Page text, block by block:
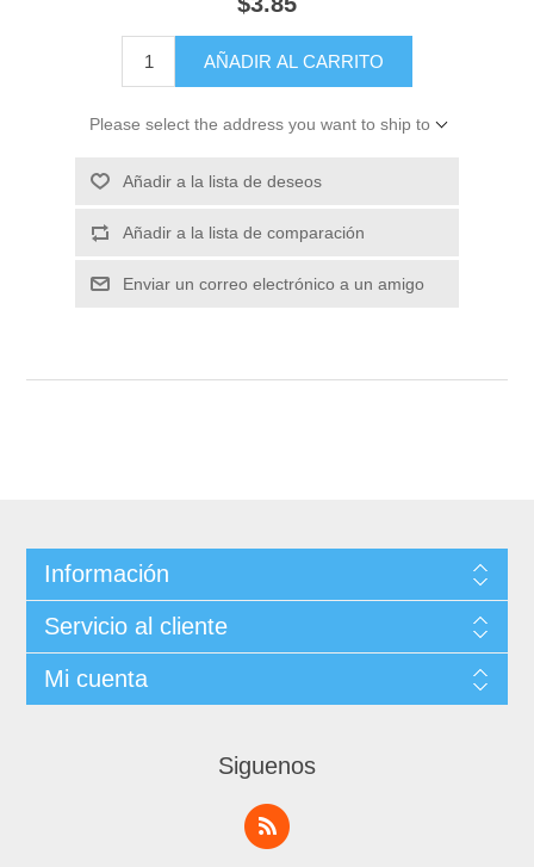
Please select the address you want to ship to
Información
Servicio al cliente
Mi cuenta
Siguenos